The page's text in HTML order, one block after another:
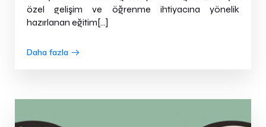
özel gelişim ve öğrenme ihtiyacına yönelik
hazırlanan eğitim[…]
Daha fazla